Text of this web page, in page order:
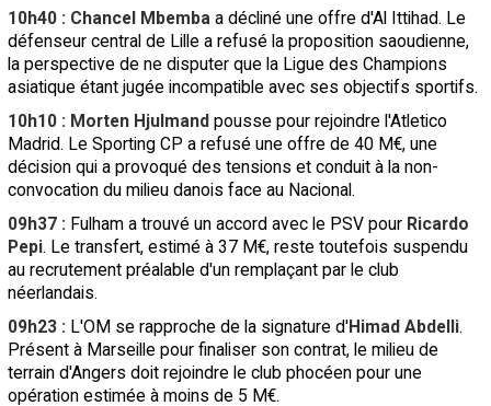
10h40 : Chancel Mbemba a décliné une offre d'Al Ittihad. Le
défenseur central de Lille a refusé la proposition saoudienne,
la perspective de ne disputer que la Ligue des Champions
asiatique étant jugée incompatible avec ses objectifs sportifs.
10h10 : Morten Hjulmand pousse pour rejoindre l'Atletico
Madrid. Le Sporting CP a refusé une offre de 40 M€, une
décision qui a provoqué des tensions et conduit à la non-
convocation du milieu danois face au Nacional.
09h37 : Fulham a trouvé un accord avec le PSV pour Ricardo
Pepi. Le transfert, estimé à 37 M€, reste toutefois suspendu
au recrutement préalable d'un remplaçant par le club
néerlandais.
09h23 : L'OM se rapproche de la signature d'Himad Abdelli.
Présent à Marseille pour finaliser son contrat, le milieu de
terrain d'Angers doit rejoindre le club phocéen pour une
opération estimée à moins de 5 M€.